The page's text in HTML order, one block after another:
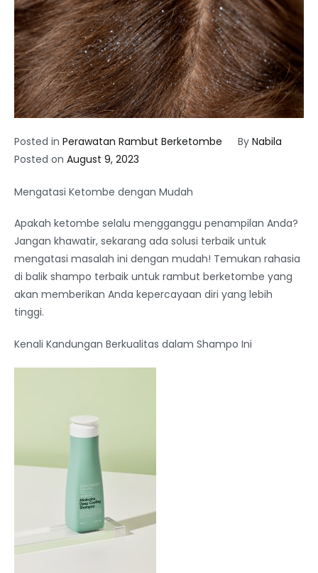
Posted in Perawatan Rambut Berketombe By Nabila
Posted on August 9, 2023
Mengatasi Ketombe dengan Mudah
Apakah ketombe selalu mengganggu penampilan Anda?
Jangan khawatir, sekarang ada solusi terbaik untuk
mengatasi masalah ini dengan mudah! Temukan rahasia
di balik shampo terbaik untuk rambut berketombe yang
akan memberikan Anda kepercayaan diri yang lebih
tinggi.
Kenali Kandungan Berkualitas dalam Shampo Ini